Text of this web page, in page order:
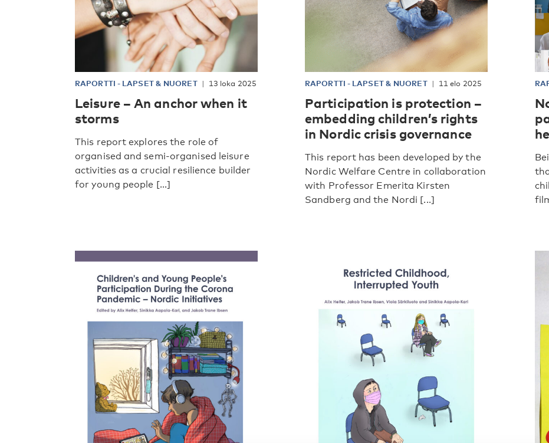
RAPORTTI - LAPSET & NUORET 13 loka 2025
Leisure – An anchor when it
storms
This report explores the role of
organised and semi-organised leisure
activities as a crucial resilience builder
for young people [...]
RAPORTTI - LAPSET & NUORET 11 elo 2025
Participation is protection –
embedding children’s rights
in Nordic crisis governance
This report has been developed by the
Nordic Welfare Centre in collaboration
with Professor Emerita Kirsten
Sandberg and the Nordi [...]